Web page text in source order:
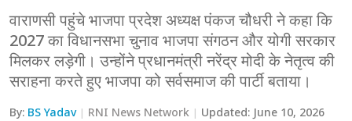
क्राइम
शिक्षा
वेब स्टोरी
वाराणसी पहुंचे भाजपा प्रदेश अध्यक्ष पंकज चौधरी ने कहा कि
2027 का विधानसभा चुनाव भाजपा संगठन और योगी सरकार
मिलकर लड़ेगी। उन्होंने प्रधानमंत्री नरेंद्र मोदी के नेतृत्व की
सराहना करते हुए भाजपा को सर्वसमाज की पार्टी बताया।
By: BS Yadav RNI News Network Updated: June 10, 2026
वाराणसी
आगरा
अयोध्या